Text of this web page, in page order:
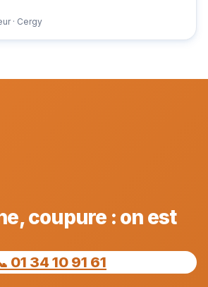
· Cergy
coupure : on est
01 34 10 91 61